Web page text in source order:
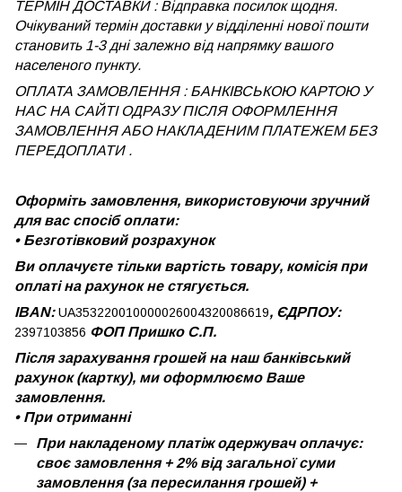
ТЕРМІН ДОСТАВКИ : Відправка посилок щодня.
Очікуваний термін доставки у відділенні нової пошти
становить 1-3 дні залежно від напрямку вашого
населеного пункту.
ОПЛАТА ЗАМОВЛЕННЯ : БАНКІВСЬКОЮ КАРТОЮ У
НАС НА САЙТІ ОДРАЗУ ПІСЛЯ ОФОРМЛЕННЯ
ЗАМОВЛЕННЯ АБО НАКЛАДЕНИМ ПЛАТЕЖЕМБЕЗ
ПЕРЕДОПЛАТИ .
Оформіть замовлення, використовуючи зручний
для вас спосіб оплати:
• Безготівковий розрахунок
Ви оплачуєте тільки вартість товару, комісія при
оплаті на рахунок не стягується.
IBAN:UA353220010000026004320086619, ЄДРПОУ:
2397103856 ФОП Пришко С.П.
Після зарахування грошей на наш банківський
рахунок (картку), ми оформлюємо Ваше
замовлення.
•При отриманні
При накладеному платіж одержувач оплачує:
своє замовлення + 2% від загальної суми
замовлення (за пересилання грошей) +